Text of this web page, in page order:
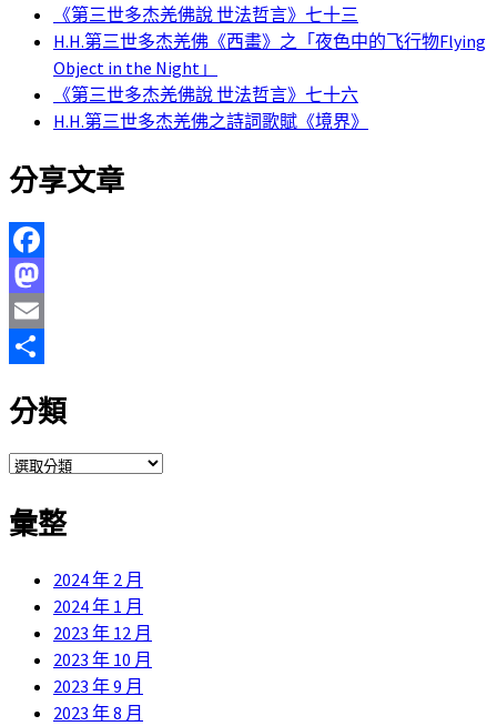
《第三世多杰羌佛說 世法哲言》七十三
H.H.第三世多杰羌佛《西畫》之「夜色中的飞行物Flying
Object in the Night」
《第三世多杰羌佛說 世法哲言》七十六
H.H.第三世多杰羌佛之詩詞歌賦《境界》
分享文章
Facebook
Mastodon
Email
享
分類
分
彙整
2024 年 2 月
2024 年 1 月
2023 年 12 月
2023 年 10 月
2023 年 9 月
2023 年 8 月